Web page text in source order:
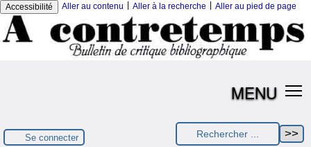
Accessibilité Aller au contenu Aller à la recherche Aller au pied de page
MENU
Se connecter